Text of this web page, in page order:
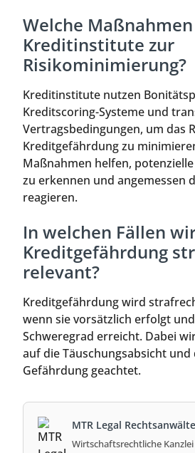
Welche
Kreditinstitute zur
Risikominimierung?
Kreditinstitute nutzen
Kreditscoring-Systeme und
Vertragsbedingungen, um das
Kreditgefährdung zu
Maßnahmen helfen,
zu erkennen und angemessen
reagieren.
In welchen Fällen
Kreditgefährdung
relevant?
Kreditgefährdung wird
wenn sie vorsätzlich erfolgt
Schweregrad erreicht. Dabei
auf die Täuschungsabsicht und
Gefährdung geachtet.
MTR Legal Rechtsanwälte
Wirtschaftsrechtliche